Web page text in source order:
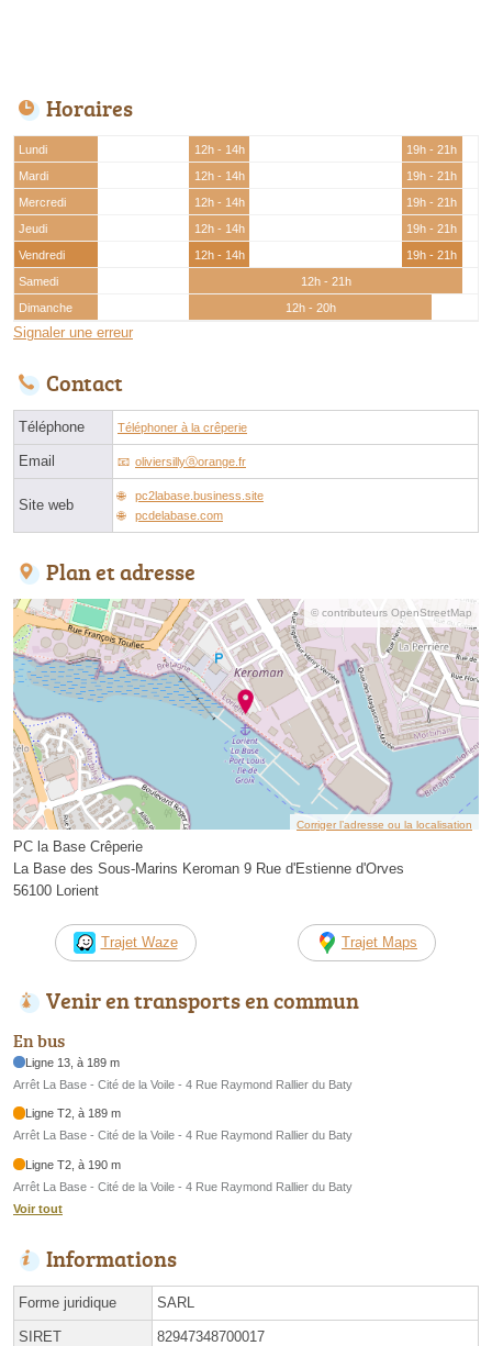
Horaires
Lundi 12h - 14h
19h - 21h
Mardi
12h - 14h
19h - 21h
Mercredi
12h - 14h
19h - 21h
Jeudi
12h - 14h
19h - 21h
Vendredi
12h - 14h
19h - 21h
Samedi
12h - 21h
Dimanche
12h - 20h
Signaler une erreur
Contact
Téléphone Téléphoner à la crêperie
Email oliviersillyⓐorange.fr
Site web
pc2labase.business.site
pcdelabase.com
Plan et adresse
© contributeurs OpenStreetMap
Corriger l’adresse ou la localisation
PC la Base Crêperie
La Base des Sous-Marins Keroman 9 Rue d'Estienne d'Orves
56100 Lorient
Trajet Waze Trajet Maps
Venir en transports en commun
En bus
Ligne 13, à 189 m
Arrêt La Base - Cité de la Voile - 4 Rue Raymond Rallier du Baty
Ligne T2, à 189 m
Arrêt La Base - Cité de la Voile - 4 Rue Raymond Rallier du Baty
Ligne T2, à 190 m
Arrêt La Base - Cité de la Voile - 4 Rue Raymond Rallier du Baty
Voir tout
Informations
Forme juridique SARL
SIRET 82947348700017